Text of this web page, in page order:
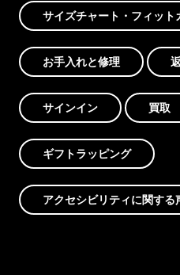
サイズチャート・フィット
お手入れと修理
サインイン 買取
ギフトラッピング
アクセシビリティに関する